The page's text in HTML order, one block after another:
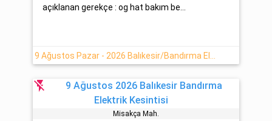
açıklanan gerekçe : og hat bakım be...
flash_off
9 Ağustos 2026 Balıkesir Bandırma
Elektrik Kesintisi
Mi̇sakça Mah.